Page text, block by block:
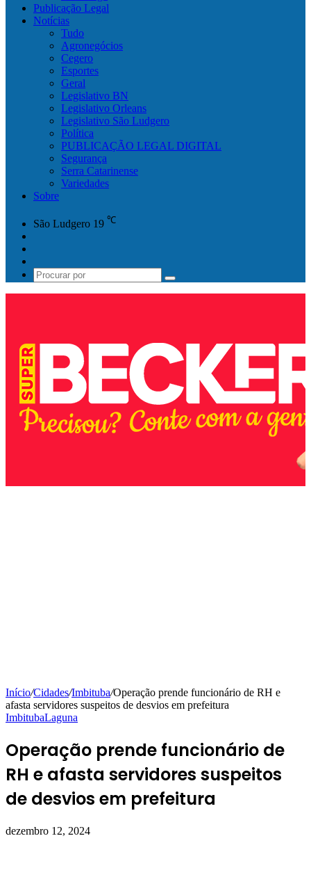
Publicação Legal
Notícias
Tudo
Agronegócios
Cegero
Esportes
Geral
Legislativo BN
Legislativo Orleans
Legislativo São Ludgero
Política
PUBLICAÇÃO LEGAL DIGITAL
Segurança
Serra Catarinense
Variedades
Sobre
São Ludgero 19 ℃
Procurar
por
Início/Cidades/Imbituba/Operação prende funcionário de RH e
afasta servidores suspeitos de desvios em prefeitura
ImbitubaLaguna
Operação prende funcionário de
RH e afasta servidores suspeitos
de desvios em prefeitura
dezembro 12, 2024